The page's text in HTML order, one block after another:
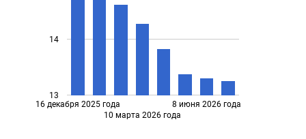
16 декабря 2025 года
10 марта 2026 года
8 июня 2026 года
13
14